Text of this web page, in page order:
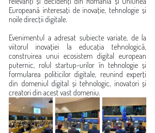
Europeană interesați de inovație, tehnologie și
noile direcții digitale.
Evenimentul a adresat subiecte variate, de la
viitorul inovației la educația tehnologică,
construirea unui ecosistem digital european
puternic, rolul startup-urilor în tehnologie și
formularea politicilor digitale, reunind experți
din domeniul digital și tehnologic, inovatori și
creatori din acest vast domeniu.